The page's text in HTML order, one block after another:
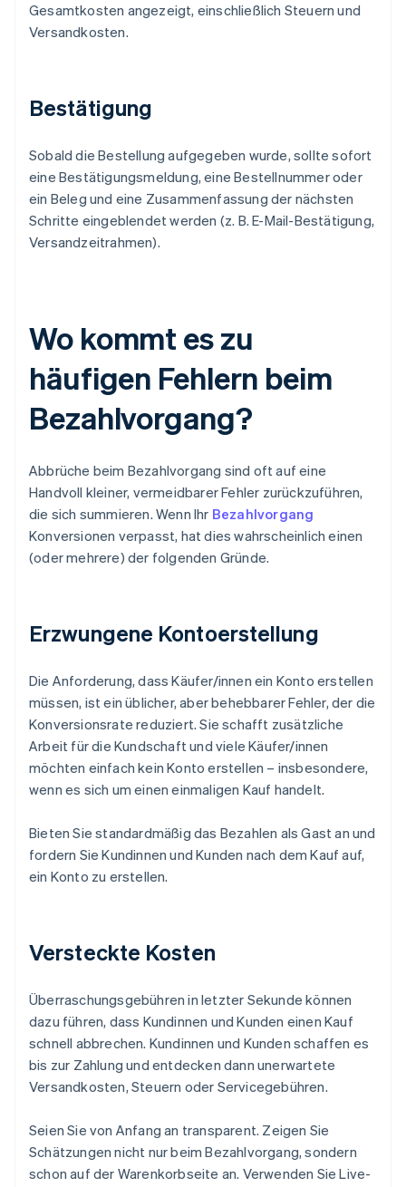
Gesamtkosten angezeigt, einschließlich Steuern und
Versandkosten.
Bestätigung
Sobald die Bestellung aufgegeben wurde, sollte sofort
eine Bestätigungsmeldung, eine Bestellnummer oder
ein Beleg und eine Zusammenfassung der nächsten
Schritte eingeblendet werden (z. B. E-Mail-Bestätigung,
Versandzeitrahmen).
Wo kommt es zu
häufigen Fehlern beim
Bezahlvorgang?
Abbrüche beim Bezahlvorgang sind oft auf eine
Handvoll kleiner, vermeidbarer Fehler zurückzuführen,
die sich summieren. Wenn Ihr Bezahlvorgang
Konversionen verpasst, hat dies wahrscheinlich einen
(oder mehrere) der folgenden Gründe.
Erzwungene Kontoerstellung
Die Anforderung, dass Käufer/innen ein Konto erstellen
müssen, ist ein üblicher, aber behebbarer Fehler, der die
Konversionsrate reduziert. Sie schafft zusätzliche
Arbeit für die Kundschaft und viele Käufer/innen
möchten einfach kein Konto erstellen – insbesondere,
wenn es sich um einen einmaligen Kauf handelt.
Bieten Sie standardmäßig das Bezahlen als Gast an und
fordern Sie Kundinnen und Kunden nach dem Kauf auf,
ein Konto zu erstellen.
Versteckte Kosten
Überraschungsgebühren in letzter Sekunde können
dazu führen, dass Kundinnen und Kunden einen Kauf
schnell abbrechen. Kundinnen und Kunden schaffen es
bis zur Zahlung und entdecken dann unerwartete
Versandkosten, Steuern oder Servicegebühren.
Seien Sie von Anfang an transparent. Zeigen Sie
Schätzungen nicht nur beim Bezahlvorgang, sondern
schon auf der Warenkorbseite an. Verwenden Sie Live-